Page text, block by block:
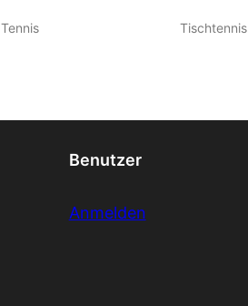
Tennis Tischtennis
Benutzer
Anmelden